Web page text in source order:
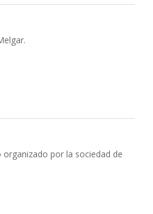
por la sociedad de